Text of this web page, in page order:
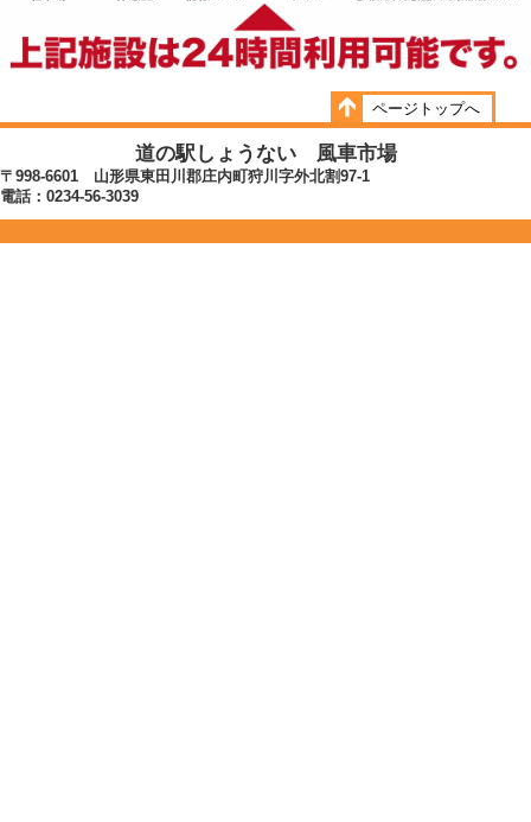
ページトップへ
道の駅しょうない 風車市場
〒998-6601 山形県東田川郡庄内町狩川字外北割97-1
電話：0234-56-3039